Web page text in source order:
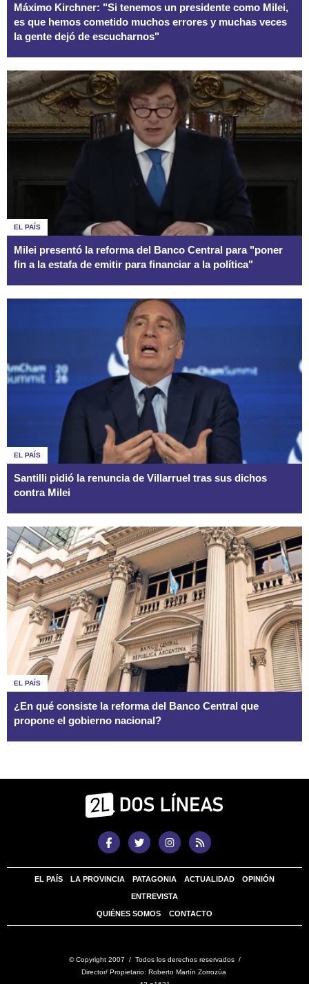
Máximo Kirchner: "Si tenemos un presidente como Milei,
es que hemos cometido muchos errores y muchas veces
la gente dejó de escucharnos"
EL PAÍS
Milei presentó la reforma del Banco Central para "poner
fin a la estafa de emitir para financiar a la política"
EL PAÍS
Santilli pidió la renuncia de Villarruel tras sus dichos
contra Milei
EL PAÍS
¿En qué consiste la reforma del Banco Central que
propone el gobierno nacional?
EL PAÍS LA PROVINCIA PATAGONIA ACTUALIDAD OPINIÓN
ENTREVISTA
QUIÉNES SOMOS CONTACTO
© Copyright 2007 / Todos los derechos reservados /
Director/ Propietario: Roberto Martín Zorrozúa